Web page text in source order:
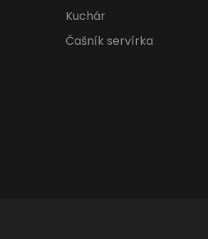
Kuchár
Čašník servírka